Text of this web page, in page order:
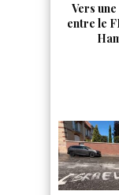
Vers
entre le